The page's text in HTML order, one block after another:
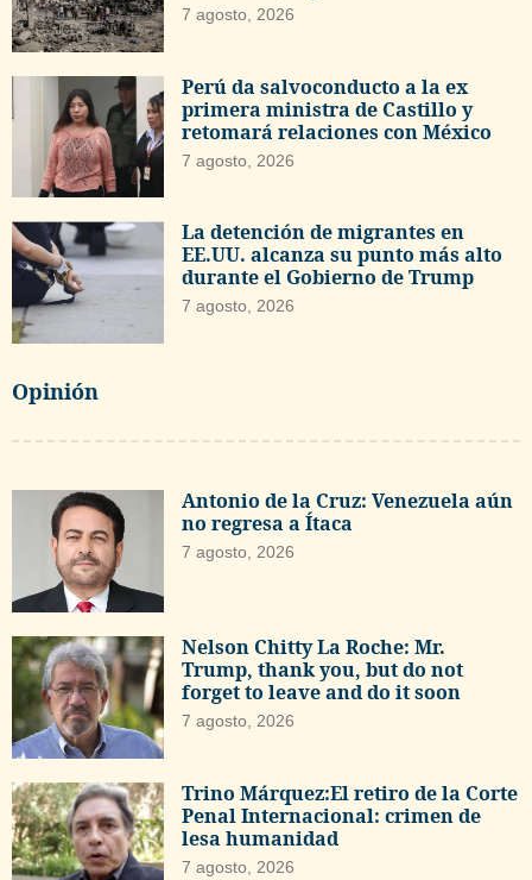
7 agosto, 2026
Perú da salvoconducto a la ex
primera ministra de Castillo y
retomará relaciones con México
7 agosto, 2026
La detención de migrantes en
EE.UU. alcanza su punto más alto
durante el Gobierno de Trump
7 agosto, 2026
Opinión
Antonio de la Cruz: Venezuela aún
no regresa a Ítaca
7 agosto, 2026
Nelson Chitty La Roche: Mr.
Trump, thank you, but do not
forget to leave and do it soon
7 agosto, 2026
Trino Márquez:El retiro de la Corte
Penal Internacional: crimen de
lesa humanidad
7 agosto, 2026